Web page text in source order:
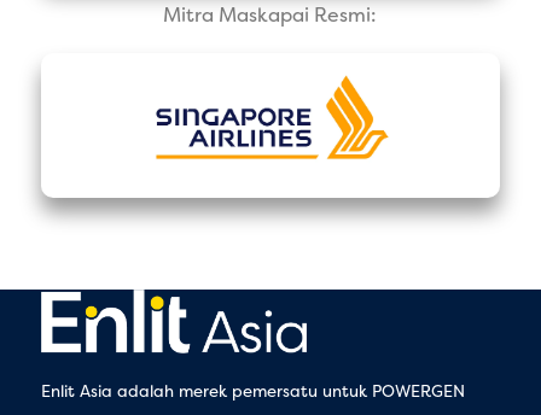
Mitra Maskapai Resmi:
Enlit Asia adalah merek pemersatu untuk POWERGEN